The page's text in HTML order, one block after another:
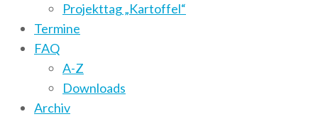
Projekttag „Kartoffel“
Termine
FAQ
A-Z
Downloads
Archiv